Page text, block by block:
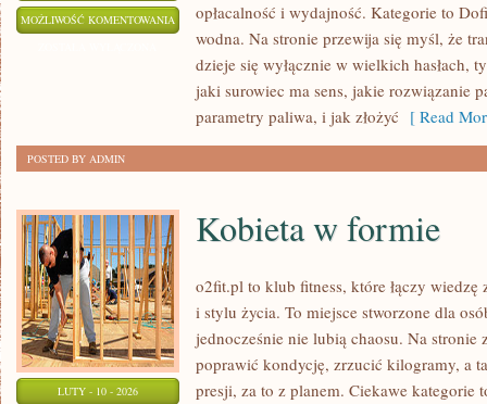
MOŻLIWOŚĆ KOMENTOWANIA TECHNOLOGIE
INNOWACJE
opłacalność i wydajność. Kategorie to
wodna. Na stronie przewija się myśl, że
dzieje się wyłącznie w wielkich hasłach,
jaki surowiec ma sens, jakie rozwiązanie
parametry paliwa, i jak złożyć [ Read
POSTED BY ADMIN
LUTY - 10 - 2026
Kobieta w formie
o2fit.pl to klub fitness, które łączy
i stylu życia. To miejsce stworzone dla
jednocześnie nie lubią chaosu. Na stronie
poprawić kondycję, zrzucić kilogramy, a
presji, za to z planem. Ciekawe kategorie